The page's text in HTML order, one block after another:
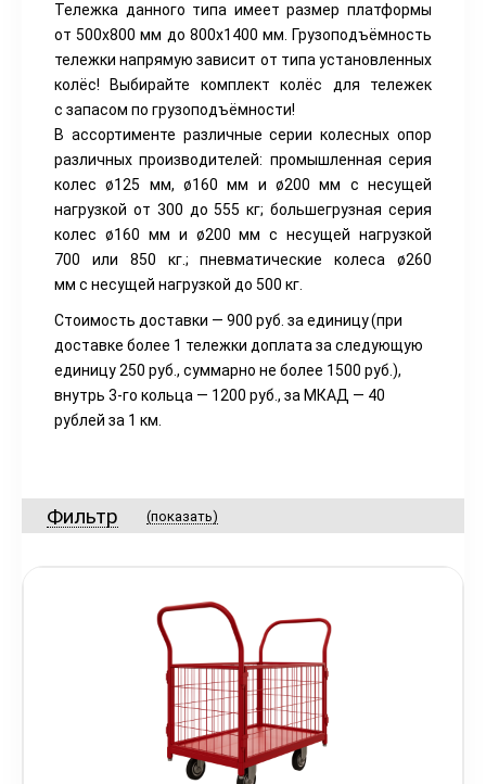
Тележка данного типа имеет размер платформы
от 500х800 мм до 800х1400 мм. Грузоподъёмность
тележки напрямую зависит от типа установленных
колёс! Выбирайте комплект колёс для тележек
с запасом по грузоподъёмности!
В ассортименте различные серии колесных опор
различных производителей: промышленная серия
колес ø125 мм, ø160 мм и ø200 мм с несущей
нагрузкой от 300 до 555 кг; большегрузная серия
колес ø160 мм и ø200 мм с несущей нагрузкой
700 или 850 кг.; пневматические колеса ø260
мм с несущей нагрузкой до 500 кг.
Стоимость доставки — 900 руб. за единицу(при
доставке более 1 тележки доплата за следующую
единицу 250 руб., суммарно не более 1500 руб.),
внутрь 3-го кольца — 1200 руб., за МКАД — 40
рублей за 1 км.
Фильтр (показать)